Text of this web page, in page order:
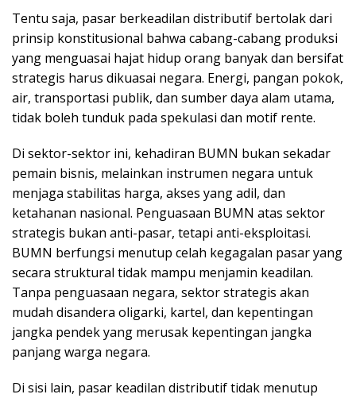
Tentu saja, pasar berkeadilan distributif bertolak dari
prinsip konstitusional bahwa cabang-cabang produksi
yang menguasai hajat hidup orang banyak dan bersifat
strategis harus dikuasai negara. Energi, pangan pokok,
air, transportasi publik, dan sumber daya alam utama,
tidak boleh tunduk pada spekulasi dan motif rente.
Di sektor-sektor ini, kehadiran BUMN bukan sekadar
pemain bisnis, melainkan instrumen negara untuk
menjaga stabilitas harga, akses yang adil, dan
ketahanan nasional. Penguasaan BUMN atas sektor
strategis bukan anti-pasar, tetapi anti-eksploitasi.
BUMN berfungsi menutup celah kegagalan pasar yang
secara struktural tidak mampu menjamin keadilan.
Tanpa penguasaan negara, sektor strategis akan
mudah disandera oligarki, kartel, dan kepentingan
jangka pendek yang merusak kepentingan jangka
panjang warga negara.
Di sisi lain, pasar keadilan distributif tidak menutup